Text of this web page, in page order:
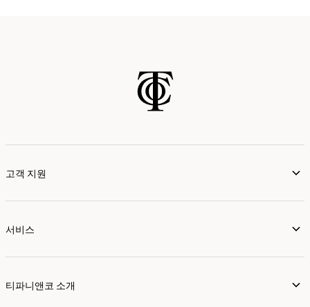
고객 지원
서비스
티파니앤코 소개